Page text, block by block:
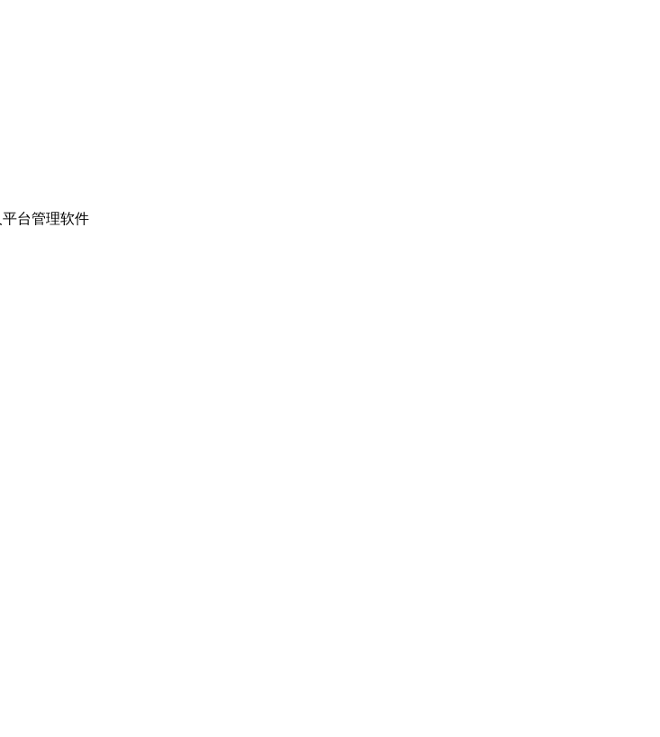
平台管理软件